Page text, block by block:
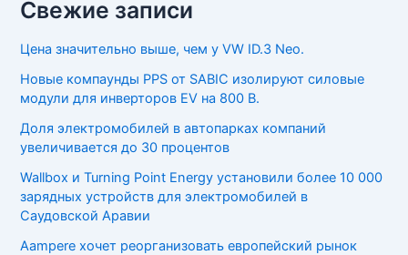
Свежие записи
Цена значительно выше, чем у VW ID.3 Neo.
Новые компаунды PPS от SABIC изолируют силовые
модули для инверторов EV на 800 В.
Доля электромобилей в автопарках компаний
увеличивается до 30 процентов
Wallbox и Turning Point Energy установили более 10 000
зарядных устройств для электромобилей в
Саудовской Аравии
Aampere хочет реорганизовать европейский рынок